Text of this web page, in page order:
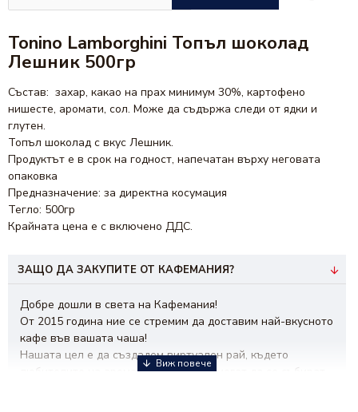
Tonino Lamborghini Топъл шоколад
Лешник 500гр
Състав: захар, какао на прах минимум 30%, картофено
нишесте, аромати, сол. Може да съдържа следи от ядки и
глутен.
Топъл шоколад с вкус Лешник.
Продуктът е в срок на годност, напечатан върху неговата
опаковка
Предназначение: за директна косумация
Тегло: 500гр
​​Крайната цена е с включено ДДС.
ЗАЩО ДА ЗАКУПИТЕ ОТ КАФЕМАНИЯ?
Добре дошли в света на Кафемания!
От 2015 година ние се стремим да доставим най-вкусното
кафе във вашата чаша!
Нашата цел е да създадем виртуален рай, където
любителите на ароматната напитка могат да се събират,